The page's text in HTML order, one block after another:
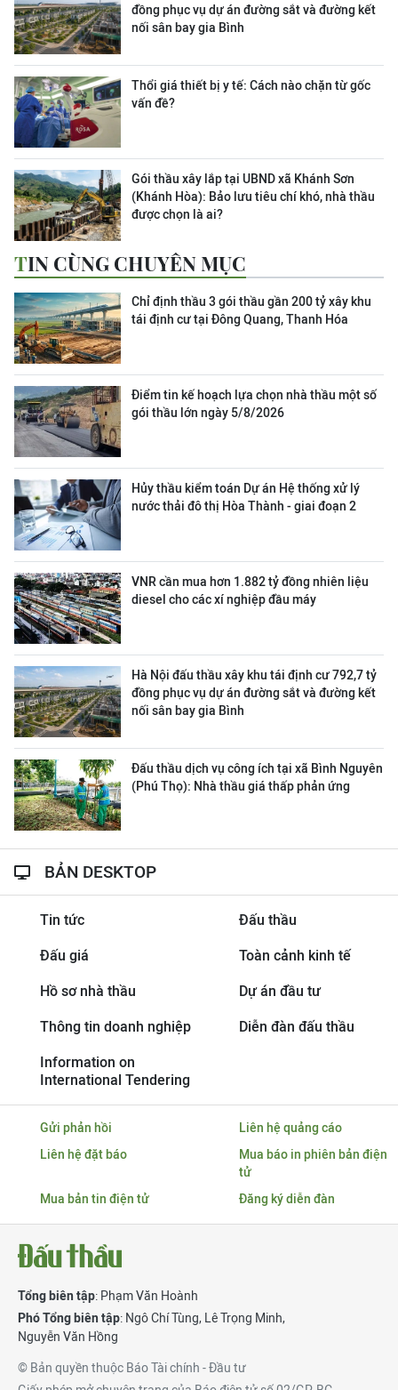
đồng phục vụ dự án đường sắt và đường kết
nối sân bay gia Bình
Thổi giá thiết bị y tế: Cách nào chặn từ gốc
vấn đề?
Gói thầu xây lắp tại UBND xã Khánh Sơn
(Khánh Hòa): Bảo lưu tiêu chí khó, nhà thầu
được chọn là ai?
TIN CÙNG CHUYÊN MỤC
Chỉ định thầu 3 gói thầu gần 200 tỷ xây khu
tái định cư tại Đông Quang, Thanh Hóa
Điểm tin kế hoạch lựa chọn nhà thầu một số
gói thầu lớn ngày 5/8/2026
Hủy thầu kiểm toán Dự án Hệ thống xử lý
nước thải đô thị Hòa Thành - giai đoạn 2
VNR cần mua hơn 1.882 tỷ đồng nhiên liệu
diesel cho các xí nghiệp đầu máy
Hà Nội đấu thầu xây khu tái định cư 792,7 tỷ
đồng phục vụ dự án đường sắt và đường kết
nối sân bay gia Bình
Đấu thầu dịch vụ công ích tại xã Bình Nguyên
(Phú Thọ): Nhà thầu giá thấp phản ứng
BẢN DESKTOP
Tin tức Đấu thầu
Đấu giá Toàn cảnh kinh tế
Hồ sơ nhà thầu Dự án đầu tư
Thông tin doanh nghiệp Diễn đàn đấu thầu
Information on
International Tendering
Gửi phản hồi
Liên hệ quảng cáo
Liên hệ đặt báo
Mua báo in phiên bản điện
tử
Mua bản tin điện tử
Đăng ký diễn đàn
Tổng biên tập: Phạm Văn Hoành
Phó Tổng biên tập: Ngô Chí Tùng, Lê Trọng Minh,
Nguyễn Văn Hồng
© Bản quyền thuộc Báo Tài chính - Đầu tư